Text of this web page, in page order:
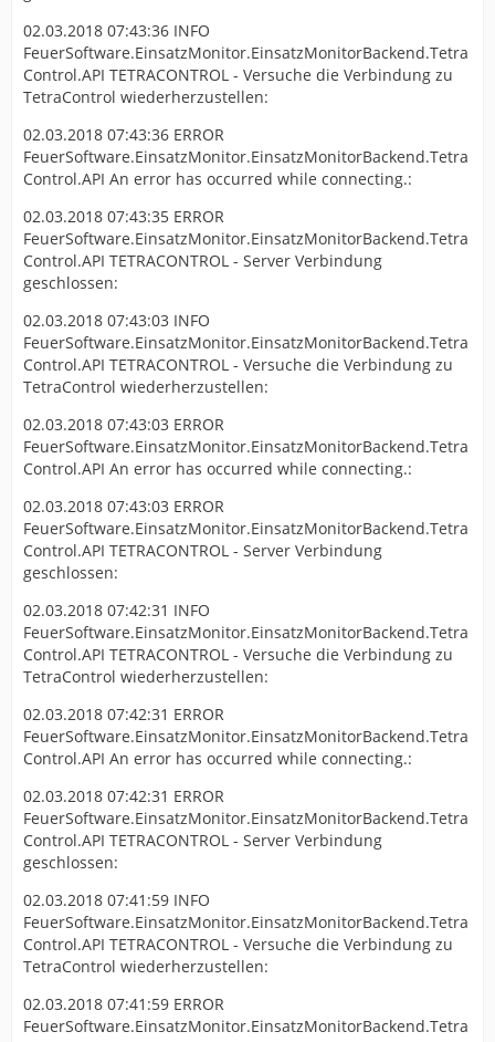
02.03.2018 07:43:36 INFO
FeuerSoftware.EinsatzMonitor.EinsatzMonitorBackend.Tetra
Control.API TETRACONTROL - Versuche die Verbindung zu
TetraControl wiederherzustellen:
02.03.2018 07:43:36 ERROR
FeuerSoftware.EinsatzMonitor.EinsatzMonitorBackend.Tetra
Control.API An error has occurred while connecting.:
02.03.2018 07:43:35 ERROR
FeuerSoftware.EinsatzMonitor.EinsatzMonitorBackend.Tetra
Control.API TETRACONTROL - Server Verbindung
geschlossen:
02.03.2018 07:43:03 INFO
FeuerSoftware.EinsatzMonitor.EinsatzMonitorBackend.Tetra
Control.API TETRACONTROL - Versuche die Verbindung zu
TetraControl wiederherzustellen:
02.03.2018 07:43:03 ERROR
FeuerSoftware.EinsatzMonitor.EinsatzMonitorBackend.Tetra
Control.API An error has occurred while connecting.:
02.03.2018 07:43:03 ERROR
FeuerSoftware.EinsatzMonitor.EinsatzMonitorBackend.Tetra
Control.API TETRACONTROL - Server Verbindung
geschlossen:
02.03.2018 07:42:31 INFO
FeuerSoftware.EinsatzMonitor.EinsatzMonitorBackend.Tetra
Control.API TETRACONTROL - Versuche die Verbindung zu
TetraControl wiederherzustellen:
02.03.2018 07:42:31 ERROR
FeuerSoftware.EinsatzMonitor.EinsatzMonitorBackend.Tetra
Control.API An error has occurred while connecting.:
02.03.2018 07:42:31 ERROR
FeuerSoftware.EinsatzMonitor.EinsatzMonitorBackend.Tetra
Control.API TETRACONTROL - Server Verbindung
geschlossen:
02.03.2018 07:41:59 INFO
FeuerSoftware.EinsatzMonitor.EinsatzMonitorBackend.Tetra
Control.API TETRACONTROL - Versuche die Verbindung zu
TetraControl wiederherzustellen:
02.03.2018 07:41:59 ERROR
FeuerSoftware.EinsatzMonitor.EinsatzMonitorBackend.Tetra